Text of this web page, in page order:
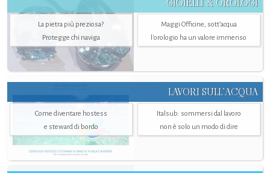
La pietra più preziosa?
Protegge chi naviga
Maggi Officine, sott’acqua
l'orologio ha un valore immenso
LAVORI SULL’ACQUA
Come diventare hostess
e steward di bordo
Italsub: sommersi dal lavoro
non è solo un modo di dire